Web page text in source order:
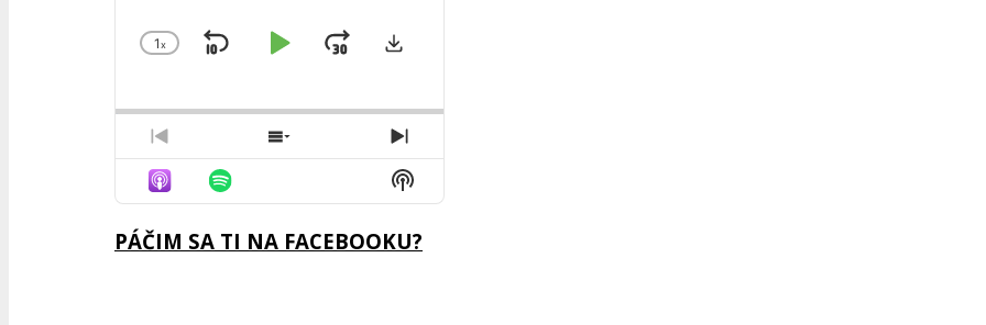
Change
1x
SkipPlayJump
Download
Previous
Episode
Show
Episodes
Next
Episode
Show
Podcast
PÁČIM SA TI NA FACEBOOKU?